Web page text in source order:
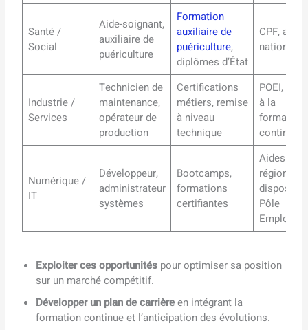
Santé /
Social
Aide-soignant,
auxiliaire de
puériculture
Formation
auxiliaire de
puériculture,
diplômes d’État
CPF, aides
nationales
Industrie /
Services
Technicien de
maintenance,
opérateur de
production
Certifications
métiers, remise
à niveau
technique
POEI,
à la
formation
continue
Numérique /
IT
Développeur,
administrateur
systèmes
Bootcamps,
formations
certifiantes
Aides
dispositifs
Pôle
Emploi
Exploiter ces opportunités pour optimiser sa position
sur un marché compétitif.
Développer un plan de carrièreen intégrant la
formation continue et l’anticipation des évolutions.